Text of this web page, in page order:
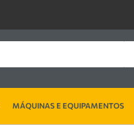
MÁQUINAS E EQUIPAMENTOS